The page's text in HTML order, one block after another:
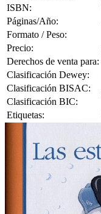
ISBN:
Páginas/Año:
Formato / Peso:
Precio:
Derechos de venta para:
Clasificación Dewey:
Clasificación BISAC:
Clasificación BIC:
Etiquetas: